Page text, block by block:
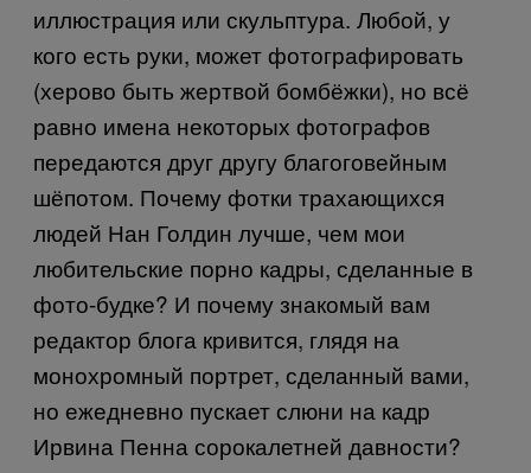
иллюстрация или скульптура. Любой, у
кого есть руки, может фотографировать
(херово быть жертвой бомбёжки), но всё
равно имена некоторых фотографов
передаются друг другу благоговейным
шёпотом. Почему фотки трахающихся
людей Нан Голдин лучше, чем мои
любительские порно кадры, сделанные в
фото-будке? И почему знакомый вам
редактор блога кривится, глядя на
монохромный портрет, сделанный вами,
но ежедневно пускает слюни на кадр
Ирвина Пенна сорокалетней давности?